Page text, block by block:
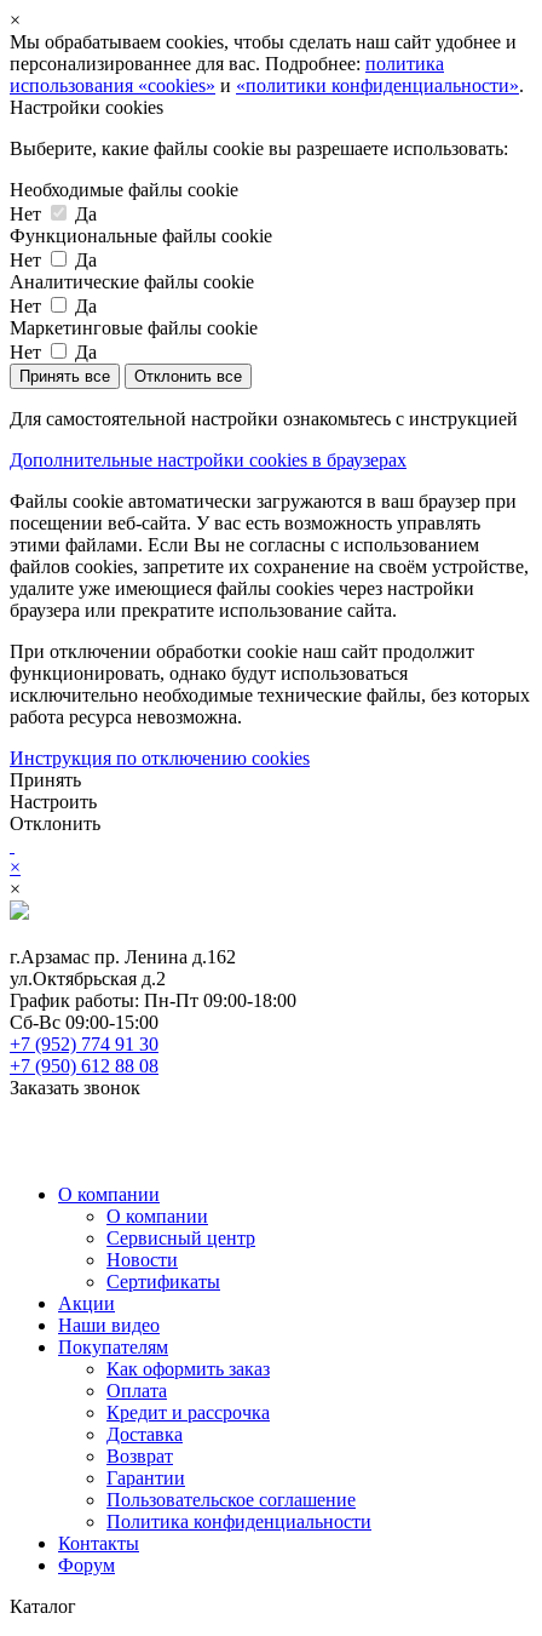
×
Мы обрабатываем cookies, чтобы сделать наш сайт удобнее и
персонализированнее для вас. Подробнее: политика
использования «cookies» и «политики конфиденциальности».
Настройки cookies
Выберите, какие файлы cookie вы разрешаете использовать:
Необходимые файлы cookie
Нет
Да
Функциональные файлы cookie
Нет
Да
Аналитические файлы cookie
Нет
Да
Маркетинговые файлы cookie
Нет
Да
Принять все Отклонить все
Для самостоятельной настройки ознакомьтесь с инструкцией
Дополнительные настройки cookies в браузерах
Файлы cookie автоматически загружаются в ваш браузер при
посещении веб-сайта. У вас есть возможность управлять
этими файлами. Если Вы не согласны с использованием
файлов cookies, запретите их сохранение на своём устройстве,
удалите уже имеющиеся файлы cookies через настройки
браузера или прекратите использование сайта.
При отключении обработки cookie наш сайт продолжит
функционировать, однако будут использоваться
исключительно необходимые технические файлы, без которых
работа ресурса невозможна.
Инструкция по отключению cookies
Принять
Настроить
Отклонить
×
×
г.Арзамас пр. Ленина д.162
ул.Октябрьская д.2
График работы: Пн-Пт 09:00-18:00
Сб-Вс 09:00-15:00
+7 (952) 774 91 30
+7 (950) 612 88 08
Заказать звонок
О компании
О компании
Сервисный центр
Новости
Сертификаты
Акции
Наши видео
Покупателям
Как оформить заказ
Оплата
Кредит и рассрочка
Доставка
Возврат
Гарантии
Пользовательское соглашение
Политика конфиденциальности
Контакты
Форум
Каталог